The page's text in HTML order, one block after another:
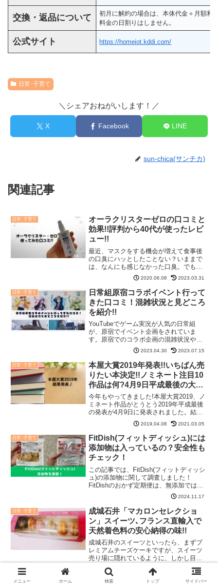
交換・返品について
初月に解約の場合は、本体代金＋月額利
料金の日割りはしません。
公式サイト https://homeiot.kddi.com/
日常･子育て
＼シェアおねがいします！／
X Facebook LINE
sun-chica(サンチカ)
関連記事
日常･子育て
オーラクリスターゼロの口コミと
効果!!評判から40代が使ったレビ
ュー!!
最近、マスクをする機会が増えて食事後
の口臭にハッとしたことない？いままで
は、なんにも感じなかった口臭。でも、
40代を過ぎからなんとなく気づいていた
んだよね老化現象。でもさ、肌や体力も
そうだけど、口臭まで老化すると
は・・・。そうそう加齢臭って...
2020.06.08 2023.03.31
日常･子育て
日常組原宿コラボイベント行って
きた口コミ！混雑状況と見どころ
を紹介!!
YouTubeでゲーム実況が人気の日常組
が、原宿でイベント企画をされていま
す。原宿でのコラボ企画の混雑状況や、
アクセス方法、整理券が必要かどうかも
紹介しますね。実際に行ってきた口コミ
も、ぜひ参考にして下さいね。日常組原
宿コラボイベント行って...
2023.04.30 2023.07.15
日常･子育て
本屋大賞2019年発表!!いちばん売
りたい本決定!!ノミネート注目10
作品は何?4月9日平成最後の大賞
が発表!
今年もやってきました!本屋大賞2019、ノ
ミネート作品がとうとう2019年平成最後
の発表が4月9日に発表されました。結果
が出ましたので、お知らせいたしますね!!
本屋大賞って何?全国の書店員さんが一番
売りたいと思う本を選ぶのが本屋大賞。
現代、...
2019.04.08 2021.03.05
日常･子育て
FitDish(フィットディッシュ)には
添加物は入っているの？安全性も
チェック！
この記事では、FitDish(フィットディッシ
ュ)の添加物に関して調査しました！
FitDishのおかず定期便は、無添加ではな
く保存料や着色料をなるべく使わないお
かずというのが分かりました。フィット
ディッシュの添加物に関して知りたい人
はこの記...
2024.11.17
日常･子育て
成城石井「マカロンセレクショ
ン」スイーツ､フランス直輸入で
天然着色料の安心納得の味!!
成城石井のスイーツといったら、まずプ
レミアムチーズケーキですが、スイーツ
売り場に隠れているように、しかし目立
た。成城石井のデザートは気になるの
で、紹介しましょう♪成城石井「マカロン
2019.04.12
日常･子育て マスクの正しい付け方と風邪の予
メニュー ホーム 検索 トップ サイドバー